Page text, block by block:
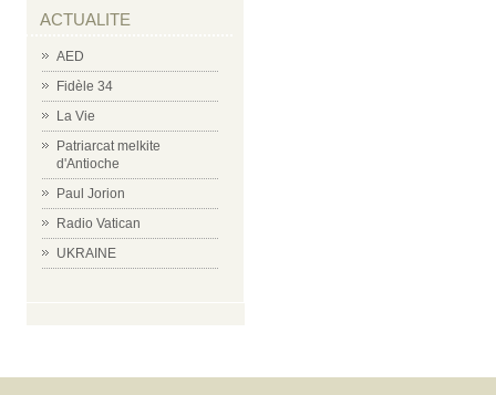
ACTUALITE
AED
Fidèle 34
La Vie
Patriarcat melkite
d'Antioche
Paul Jorion
Radio Vatican
UKRAINE